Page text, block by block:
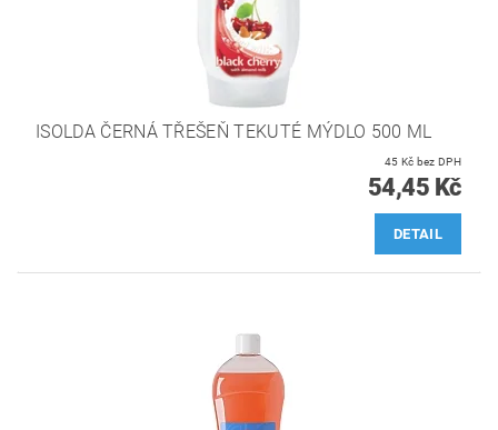
ISOLDA ČERNÁ TŘEŠEŇ TEKUTÉ MÝDLO 500 ML
45 Kč bez DPH
54,45 Kč
DETAIL